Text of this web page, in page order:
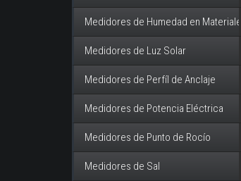
Medidores de Humedad en Materiales
Medidores de Luz Solar
Medidores de Perfíl de Anclaje
Medidores de Potencia Eléctrica
Medidores de Punto de Rocío
Medidores de Sal